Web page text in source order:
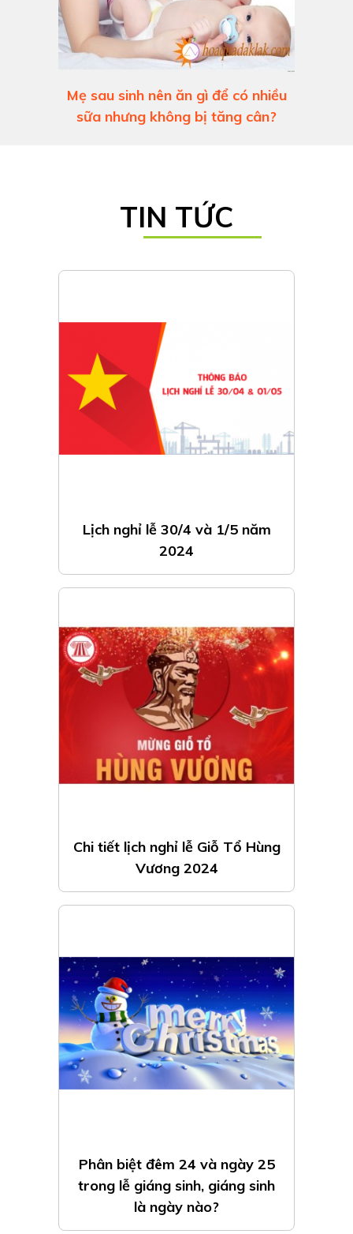
Mẹ sau sinh nên ăn gì để có nhiều
sữa nhưng không bị tăng cân?
TIN TỨC
Lịch nghỉ lễ 30/4 và 1/5 năm
2024
Chi tiết lịch nghỉ lễ Giỗ Tổ Hùng
Vương 2024
Phân biệt đêm 24 và ngày 25
trong lễ giáng sinh, giáng sinh
là ngày nào?